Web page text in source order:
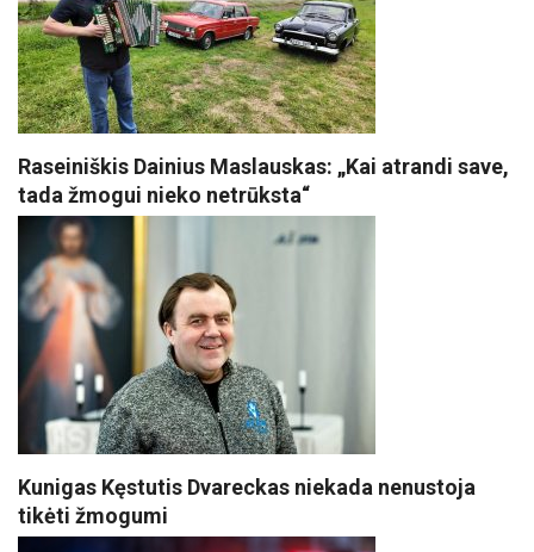
Raseiniškis Dainius Maslauskas: „Kai atrandi save,
tada žmogui nieko netrūksta“
Kunigas Kęstutis Dvareckas niekada nenustoja
tikėti žmogumi